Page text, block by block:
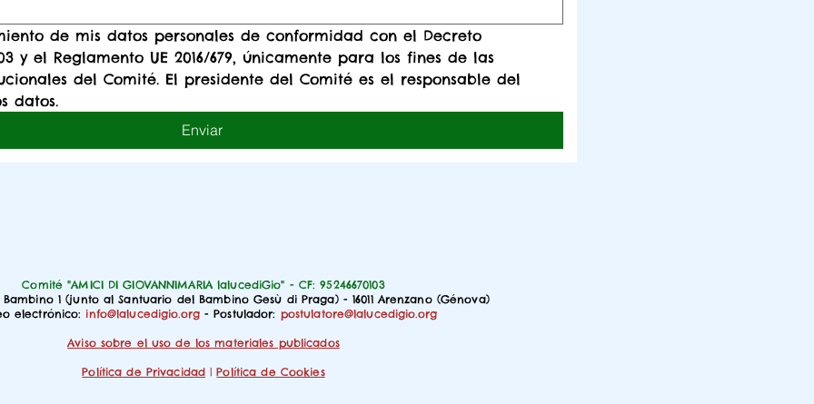
de mis datos personales de conformidad con el Decreto
y el Reglamento UE 2016/679, únicamente para los fines de las
del Comité. El presidente del Comité es el responsable del
datos.
Enviar
Comité "AMICI DI GIOVANNIMARIA lalucediGio" - CF: 95246670103
Bambino 1 (junto al Santuario del Bambino Gesù di Praga) - 16011 Arenzano (Génova)
electrónico: info@lalucedigio.org- Postulador: postulatore@lalucedigio.org
Aviso sobre el uso de los materiales publicados
Política de Privacidad|Política de Cookies